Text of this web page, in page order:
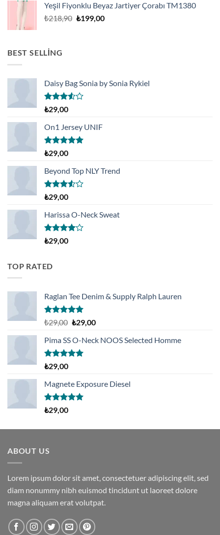
₺199,00.
Yeşil Fiyonklu Beyaz Jartiyer Çorabı TM1380
₺218,90 Orijinal
₺199,00Şu
BEST SELLING
Daisy Bag Sonia by Sonia Rykiel
5
üzerinden
3.50oy
aldı
₺29,00
On1 Jersey UNIF
5 üzerinden
5.00oy
aldı
₺29,00
Beyond Top NLY Trend
5
üzerinden
3.50oy
aldı
₺29,00
Harissa O-Neck Sweat
5
üzerinden
aldı
₺29,00
TOP RATED
Raglan Tee Denim & Supply Ralph Lauren
5 üzerinden
oy
aldı
₺29,00 Orijinal
₺29,00.
₺29,00Şu
fiyat:
Pima SS O-Neck NOOS Selected Homme
5 üzerinden
5.00oy
aldı
₺29,00
Magnete Exposure Diesel
5 üzerinden
5.00oy
₺29,00
ABOUT US
Lorem ipsum dolor sit amet, consectetuer adipiscing elit, sed
diam nonummy nibh euismod tincidunt ut laoreet dolore
magna aliquam erat volutpat.